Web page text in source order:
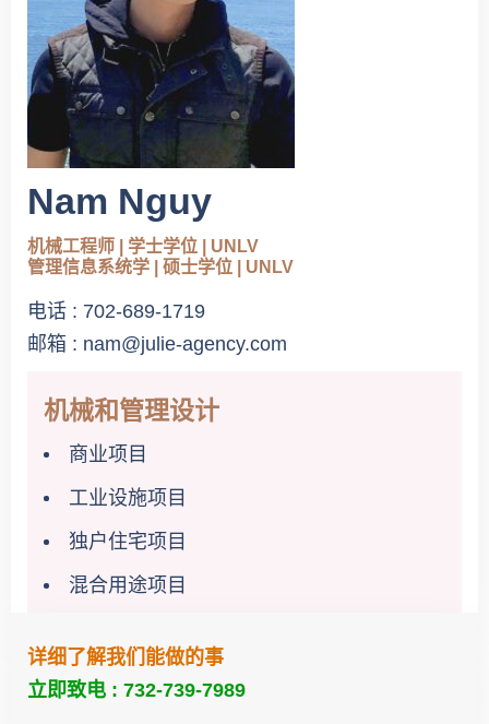
Nam Nguy
机械工程师 | 学士学位 | UNLV
管理信息系统学 | 硕士学位 | UNLV
电话 : 702-689-1719
邮箱 : nam@julie-agency.com
机械和管理设计
商业项目
工业设施项目
独户住宅项目
混合用途项目
详细了解我们能做的事
立即致电 : 732-739-7989